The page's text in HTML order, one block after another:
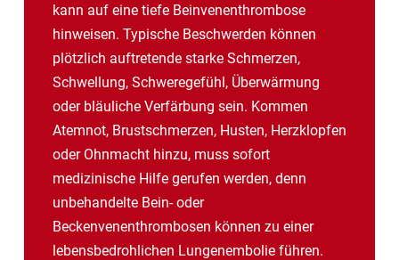
kann auf eine tiefe Beinvenenthrombose
hinweisen. Typische Beschwerden können
plötzlich auftretende starke Schmerzen,
Schwellung, Schweregefühl, Überwärmung
oder bläuliche Verfärbung sein. Kommen
Atemnot, Brustschmerzen, Husten, Herzklopfen
oder Ohnmacht hinzu, muss sofort
medizinische Hilfe gerufen werden, denn
unbehandelte Bein- oder
Beckenvenenthrombosen können zu einer
lebensbedrohlichen Lungenembolie führen.